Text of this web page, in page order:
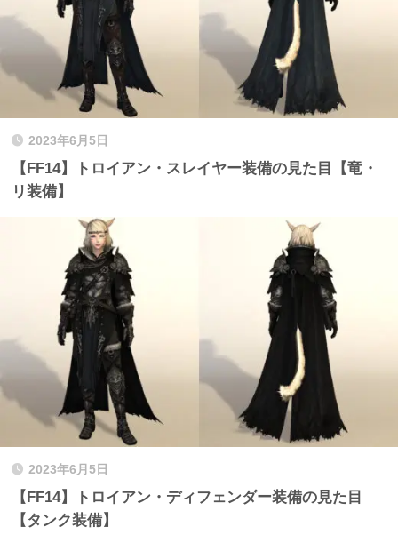
2023年6月5日
【FF14】トロイアン・スレイヤー装備の見た目【竜・
リ装備】
2023年6月5日
【FF14】トロイアン・ディフェンダー装備の見た目
【タンク装備】